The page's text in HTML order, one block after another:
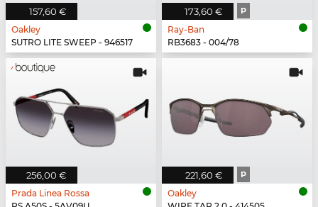
157,60 €
Oakley
SUTRO LITE SWEEP - 946517
173,60 € P
Ray-Ban
RB3683 - 004/78
256,00 €
Prada Linea Rossa
221,60 € P
Oakley